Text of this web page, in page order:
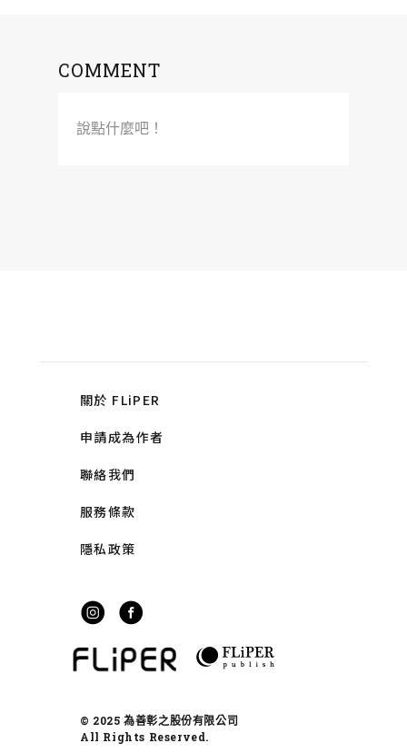
COMMENT
說點什麼吧！
關於 FLiPER
申請成為作者
聯絡我們
服務條款
隱私政策
© 2025 為善彰之股份有限公司
All Rights Reserved.